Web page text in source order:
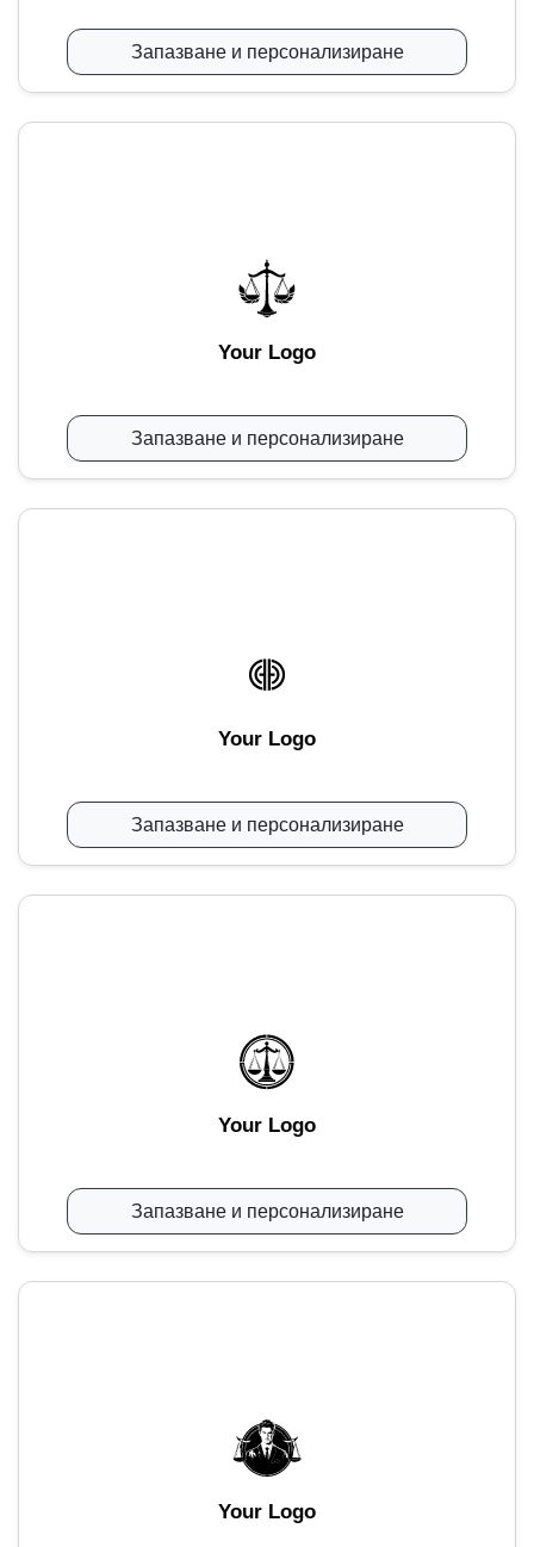
Запазване и персонализиране
Your Logo
Запазване и персонализиране
Your Logo
Запазване и персонализиране
Your Logo
Запазване и персонализиране
Your Logo